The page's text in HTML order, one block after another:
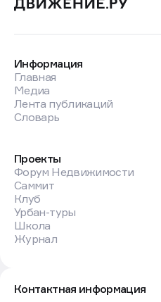
Информация
Главная
Медиа
Лента публикаций
Словарь
Проекты
Форум Недвижимости
Саммит
Клуб
Урбан-туры
Школа
Журнал
Контактная информация